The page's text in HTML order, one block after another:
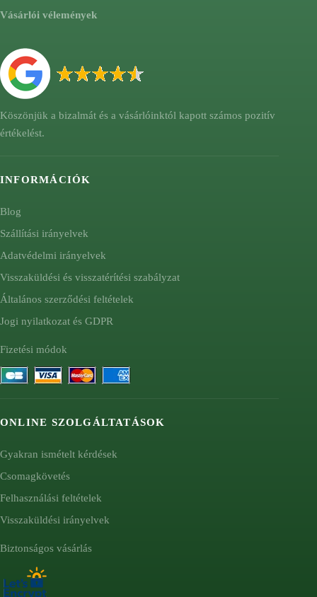
Vásárlói vélemények
Köszönjük a bizalmát és a vásárlóinktól kapott számos pozitív
értékelést.
INFORMÁCIÓK
Blog
Szállítási irányelvek
Adatvédelmi irányelvek
Visszaküldési és visszatérítési szabályzat
Általános szerződési feltételek
Jogi nyilatkozat és GDPR
Fizetési módok
ONLINE SZOLGÁLTATÁSOK
Gyakran ismételt kérdések
Csomagkövetés
Felhasználási feltételek
Visszaküldési irányelvek
Biztonságos vásárlás